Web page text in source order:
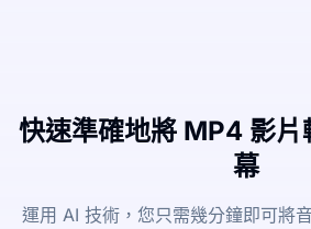
快速準確地將 MP4 影片
幕
運用 AI 技術，您只需幾分鐘即可將